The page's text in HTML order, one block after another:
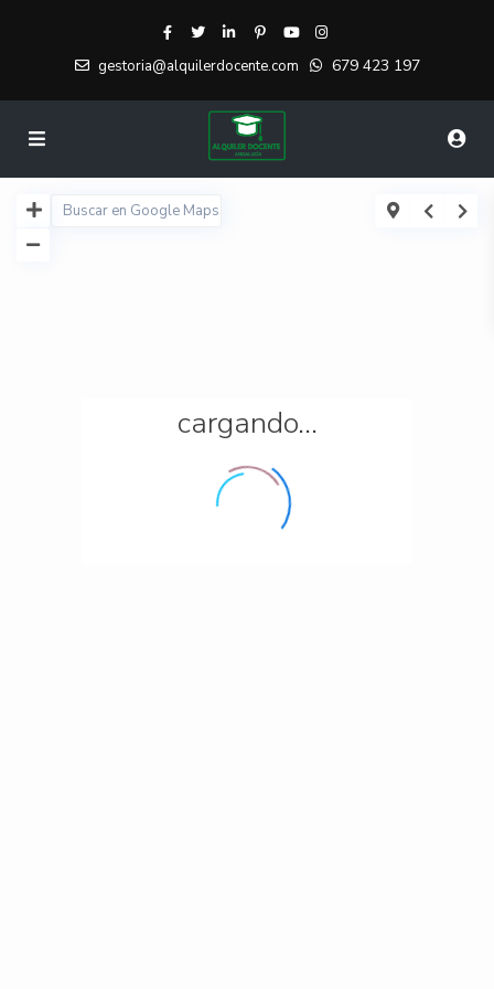
gestoria@alquilerdocente.com 679 423 197
cargando...